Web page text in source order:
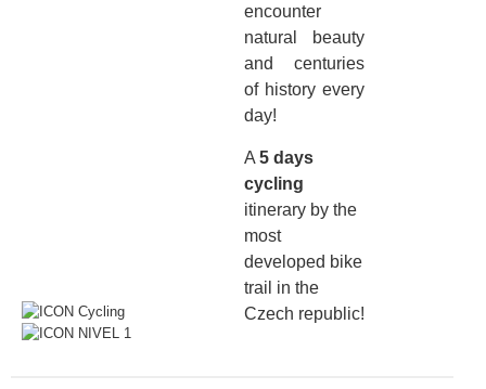
encounter
natural beauty
and centuries
of history every
day!
A 5 days
cycling
itinerary by the
most
developed bike
trail in the
Czech republic!